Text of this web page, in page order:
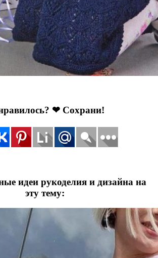
❤ Сохрани!
идеи рукоделия и дизайна на
эту тему: